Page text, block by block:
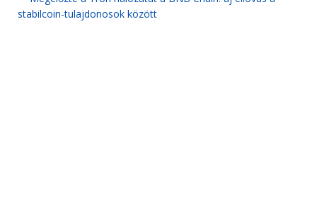
stabilcoin-tulajdonosok között